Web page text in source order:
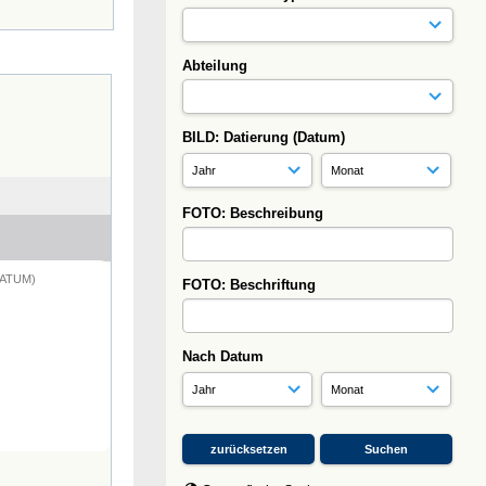
Abteilung
BILD: Datierung (Datum)
FOTO: Beschreibung
FOTO: Beschriftung
Nach Datum